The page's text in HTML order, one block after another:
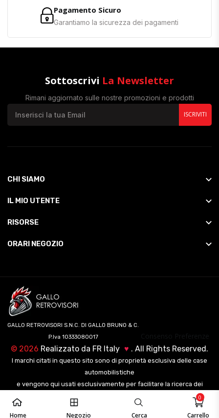
Home Negozio Cerca Carrello
0
Pagamento Sicuro
Garantiamo la sicurezza dei pagamenti
Sottoscrivi La Newsletter
Rimani aggiornato sulle nostre promozioni e prodotti
ISCRIVITI
CHI SIAMO
IL MIO UTENTE
RISORSE
ORARI NEGOZIO
GALLO RETROVISORI S.N.C. DI GALLO BRUNO & C.
P.Iva 10333080017
© 2026 Realizzato da FR Italy ♥ . All Rights Reserved.
I marchi citati in questo sito sono di proprietà esclusiva delle case
automobilistiche
e vengono qui usati esclusivamente per facilitare la ricerca dei